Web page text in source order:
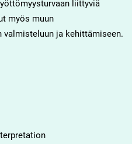
liittyviä
myös muun
ja kehittämiseen.